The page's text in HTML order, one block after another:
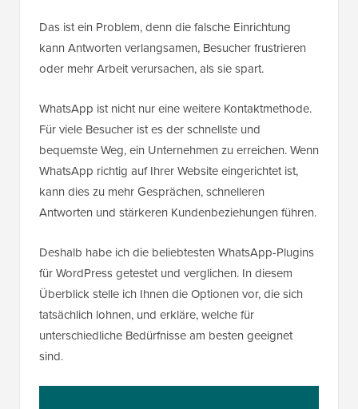
Das ist ein Problem, denn die falsche Einrichtung
kann Antworten verlangsamen, Besucher frustrieren
oder mehr Arbeit verursachen, als sie spart.
WhatsApp ist nicht nur eine weitere Kontaktmethode.
Für viele Besucher ist es der schnellste und
bequemste Weg, ein Unternehmen zu erreichen. Wenn
WhatsApp richtig auf Ihrer Website eingerichtet ist,
kann dies zu mehr Gesprächen, schnelleren
Antworten und stärkeren Kundenbeziehungen führen.
Deshalb habe ich die beliebtesten WhatsApp-Plugins
für WordPress getestet und verglichen. In diesem
Überblick stelle ich Ihnen die Optionen vor, die sich
tatsächlich lohnen, und erkläre, welche für
unterschiedliche Bedürfnisse am besten geeignet
sind.